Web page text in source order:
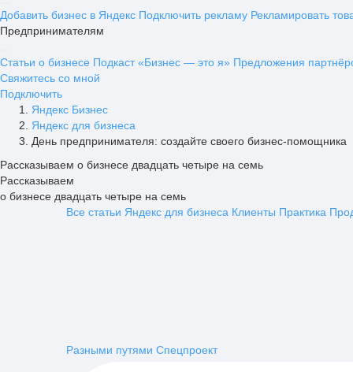
Добавить бизнес в Яндекс Подключить рекламу Рекламировать
Предпринимателям
Статьи о бизнесе Подкаст «Бизнес — это я» Предложения
Свяжитесь со мной
Подключить
Яндекс Бизнес
Яндекс для бизнеса
День предпринимателя: создайте своего бизнес-помощника
Рассказываем о бизнесе двадцать четыре на семь
Рассказываем
о бизнесе двадцать четыре на семь
Все статьи Яндекс для бизнеса Клиенты Практика
Разными путями Спецпроект